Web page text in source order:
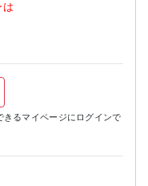
は
るマイページにログインで